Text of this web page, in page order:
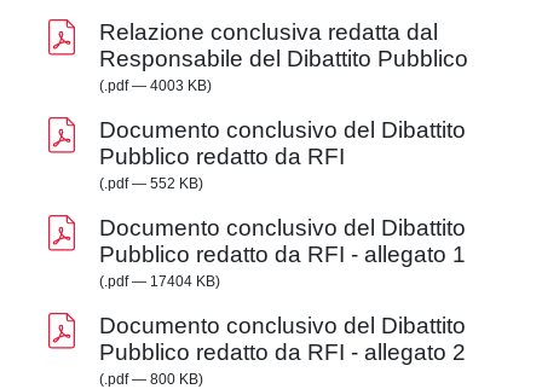
Relazione conclusiva redatta dal
Responsabile del Dibattito Pubblico
(.pdf — 4003 KB)
Documento conclusivo del Dibattito
Pubblico redatto da RFI
(.pdf — 552 KB)
Documento conclusivo del Dibattito
Pubblico redatto da RFI - allegato 1
(.pdf — 17404 KB)
Documento conclusivo del Dibattito
Pubblico redatto da RFI - allegato 2
(.pdf — 800 KB)